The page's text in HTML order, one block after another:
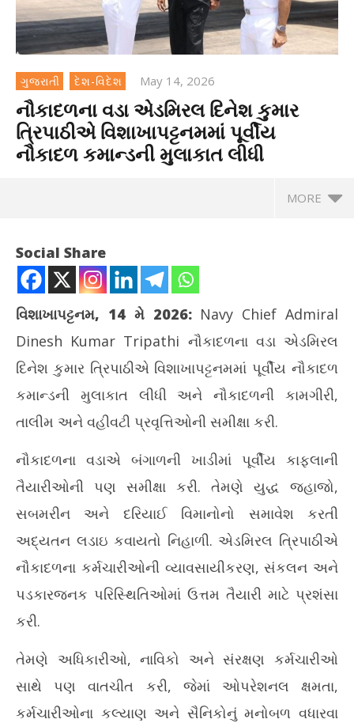
ગુજરાતી દેશ-વિદેશ May 14, 2026
નૌકાદળના વડા એડમિરલ દિનેશ કુમાર
ત્રિપાઠીએ વિશાખાપટ્ટનમમાં પૂર્વીય
નૌકાદળ કમાન્ડની મુલાકાત લીધી
MORE
NOW VIEWING
નૌકાદળના વડા એડમિરલ દિનેશ કુમાર ત્રિપાઠીએ વિશાખાપટ્ટનમમાં
પૂર્વીય નૌકાદળ કમાન્ડની મુલાકાત લીધી
May
14,
2026
14,
Social Share
વિશાખાપટ્ટનમ, 14 મે 2026: Navy Chief Admiral
Dinesh Kumar Tripathi નૌકાદળના વડા એડમિરલ
દિનેશ કુમાર ત્રિપાઠીએ વિશાખાપટ્ટનમમાં પૂર્વીય નૌકાદળ
કમાન્ડની મુલાકાત લીધી અને નૌકાદળની કામગીરી,
તાલીમ અને વહીવટી પ્રવૃત્તિઓની સમીક્ષા કરી.
નૌકાદળના વડાએ બંગાળની ખાડીમાં પૂર્વીય કાફલાની
તૈયારીઓની પણ સમીક્ષા કરી. તેમણે યુદ્ધ જહાજો,
સબમરીન અને દરિયાઈ વિમાનોનો સમાવેશ કરતી
અદ્યતન લડાઇ કવાયતો નિહાળી. એડમિરલ ત્રિપાઠીએ
નૌકાદળના કર્મચારીઓની વ્યાવસાયીકરણ, સંકલન અને
પડકારજનક પરિસ્થિતિઓમાં ઉત્તમ તૈયારી માટે પ્રશંસા
કરી.
તેમણે અધિકારીઓ, નાવિકો અને સંરક્ષણ કર્મચારીઓ
સાથે પણ વાતચીત કરી, જેમાં ઓપરેશનલ ક્ષમતા,
કર્મચારીઓના કલ્યાણ અને સૈનિકોનું મનોબળ વધારવા